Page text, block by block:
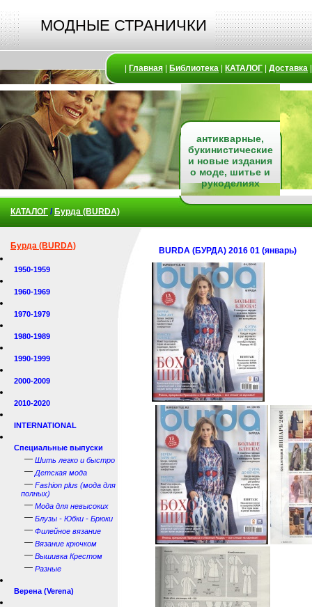
МОДНЫЕ СТРАНИЧКИ
Главная Библиотека КАТАЛОГ Доставка
антикварные,
букинистические
и новые издания
о моде, шитье и
рукоделиях
КАТАЛОГ / Бурда (BURDA)
Бурда (BURDA)
1950-1959
1960-1969
1970-1979
1980-1989
1990-1999
2000-2009
2010-2020
INTERNATIONAL
Специальные выпуски
— Шить легко и быстро
— Детская мода
— Fashion plus (мода для
полных)
— Мода для невысоких
— Блузы - Юбки - Брюки
— Филейное вязание
— Вязание крючком
— Вышивка Крестом
— Разные
Верена (Verena)
BURDA (БУРДА) 2016 01 (январь)